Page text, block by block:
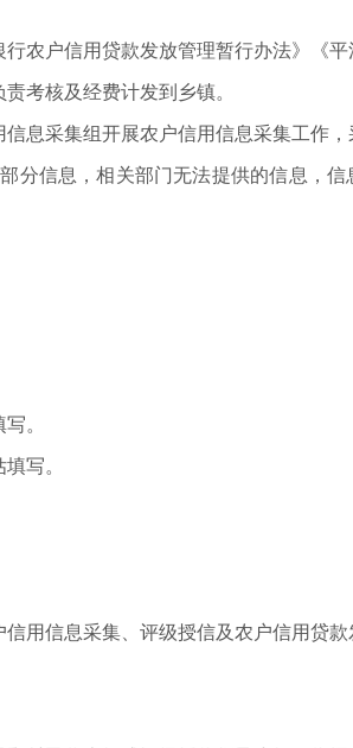
农户信用贷款发放管理暂行办法》《平
考核及经费计发到乡镇。
息采集组开展农户信用信息采集工作，
分信息，相关部门无法提供的信息，
。
写。
用信息采集、评级授信及农户信用贷